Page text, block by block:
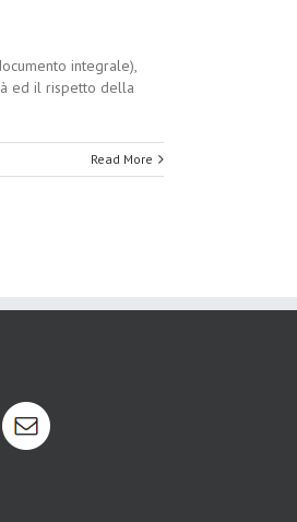
integrale),
ed il rispetto della
Read More